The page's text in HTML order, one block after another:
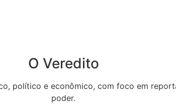
O Veredito
político e econômico, com foco em
poder.